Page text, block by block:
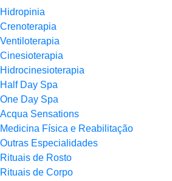
Hidropinia
Crenoterapia
Ventiloterapia
Cinesioterapia
Hidrocinesioterapia
Half Day Spa
One Day Spa
Acqua Sensations
Medicina Física e Reabilitação
Outras Especialidades
Rituais de Rosto
Rituais de Corpo